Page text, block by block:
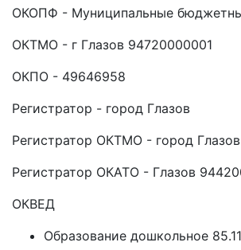
ОКОПФ - Муниципальные
ОКТМО - г Глазов 94720000001
ОКПО - 49646958
Регистратор - город Глазов
Регистратор ОКТМО - город
Регистратор ОКАТО - Глазов
ОКВЕД
Образование дошкольное